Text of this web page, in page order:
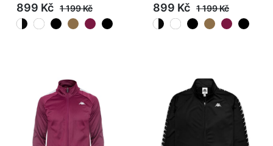
899 Kč 1 199 Kč
899 Kč 1 199 Kč